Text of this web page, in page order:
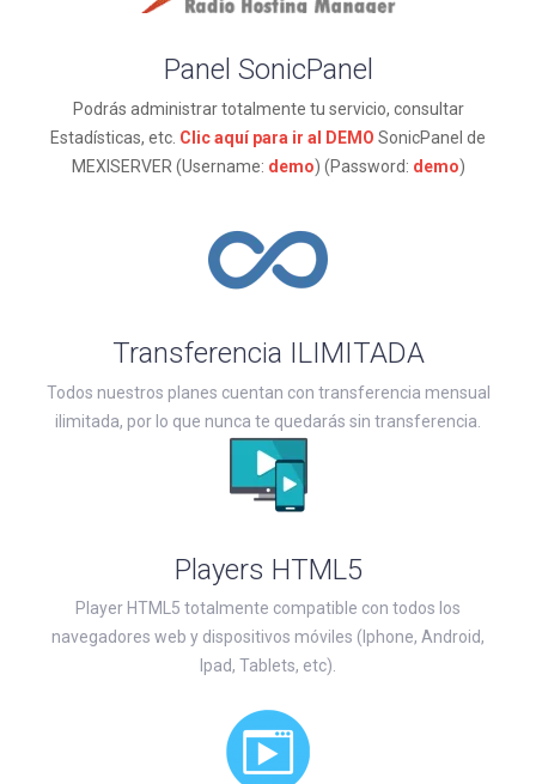
Panel SonicPanel
Podrás administrar totalmente tu servicio, consultar
Estadísticas, etc. Clic aquí para ir al DEMO SonicPanel de
MEXISERVER (Username: demo) (Password: demo)
Transferencia ILIMITADA
Todos nuestros planes cuentan con transferencia mensual
ilimitada, por lo que nunca te quedarás sin transferencia.
Players HTML5
Player HTML5 totalmente compatible con todos los
navegadores web y dispositivos móviles (Iphone, Android,
Ipad, Tablets, etc).